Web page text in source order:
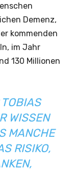
Demenz,
kommenden
im Jahr
130 Millionen
WISSEN
MANCHE
RISIKO,